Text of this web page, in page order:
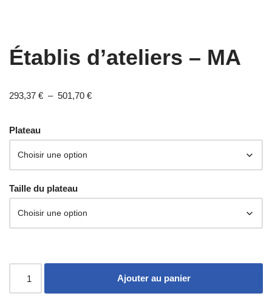
Établis d’ateliers – MA
293,37 € – 501,70 €
Plateau
Taille du plateau
Ajouter au panier